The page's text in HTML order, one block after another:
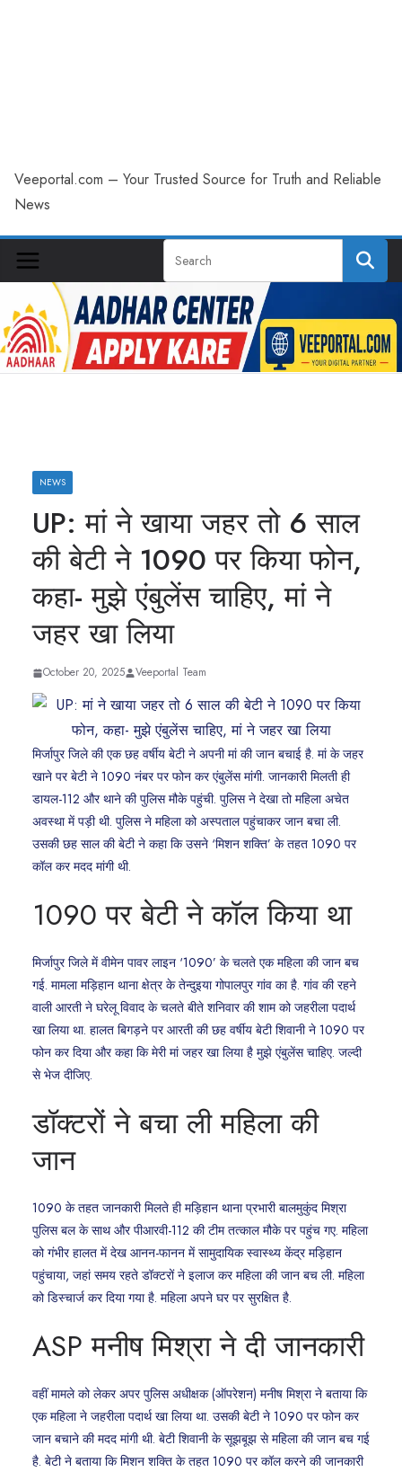
Veeportal.com – Your Trusted Source for Truth and Reliable
News
NEWS
UP: मां ने खाया जहर तो 6 साल
की बेटी ने 1090 पर किया फोन,
कहा- मुझे एंबुलेंस चाहिए, मां ने
जहर खा लिया
October 20, 2025 Veeportal Team
मिर्जापुर जिले की एक छह वर्षीय बेटी ने अपनी मां की जान बचाई है. मां के जहर
खाने पर बेटी ने 1090 नंबर पर फोन कर एंबुलेंस मांगी. जानकारी मिलती ही
डायल-112 और थाने की पुलिस मौके पहुंची. पुलिस ने देखा तो महिला अचेत
अवस्था में पड़ी थी. पुलिस ने महिला को अस्पताल पहुंचाकर जान बचा ली.
उसकी छह साल की बेटी ने कहा कि उसने ‘मिशन शक्ति’ के तहत 1090 पर
कॉल कर मदद मांगी थी.
1090 पर बेटी ने कॉल किया था
मिर्जापुर जिले में वीमेन पावर लाइन ‘1090’ के चलते एक महिला की जान बच
गई. मामला मड़िहान थाना क्षेत्र के तेन्दुइया गोपालपुर गांव का है. गांव की रहने
वाली आरती ने घरेलू विवाद के चलते बीते शनिवार की शाम को जहरीला पदार्थ
खा लिया था. हालत बिगड़ने पर आरती की छह वर्षीय बेटी शिवानी ने 1090 पर
फोन कर दिया और कहा कि मेरी मां जहर खा लिया है मुझे एंबुलेंस चाहिए. जल्दी
से भेज दीजिए.
डॉक्टरों ने बचा ली महिला की
जान
1090 के तहत जानकारी मिलते ही मड़िहान थाना प्रभारी बालमुकुंद मिश्रा
पुलिस बल के साथ और पीआरवी-112 की टीम तत्काल मौके पर पहुंच गए. महिला
को गंभीर हालत में देख आनन-फानन में सामुदायिक स्वास्थ्य केंद्र मड़िहान
पहुंचाया, जहां समय रहते डॉक्टरों ने इलाज कर महिला की जान बच ली. महिला
को डिस्चार्ज कर दिया गया है. महिला अपने घर पर सुरक्षित है.
ASP मनीष मिश्रा ने दी जानकारी
वहीं मामले को लेकर अपर पुलिस अधीक्षक (ऑपरेशन) मनीष मिश्रा ने बताया कि
एक महिला ने जहरीला पदार्थ खा लिया था. उसकी बेटी ने 1090 पर फोन कर
जान बचाने की मदद मांगी थी. बेटी शिवानी के सूझबूझ से महिला की जान बच गई
है. बेटी ने बताया कि मिशन शक्ति के तहत 1090 पर कॉल करने की जानकारी